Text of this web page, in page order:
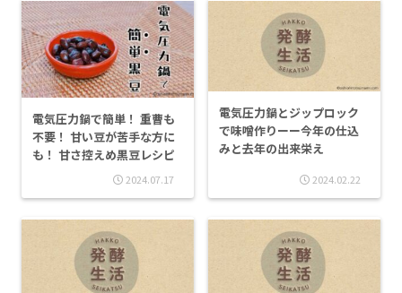
電気圧力鍋で簡単！ 重曹も
不要！ 甘い豆が苦手な方に
も！ 甘さ控えめ黒豆レシピ
2024.07.17
電気圧力鍋とジップロック
で味噌作りーー今年の仕込
みと去年の出来栄え
2024.02.22